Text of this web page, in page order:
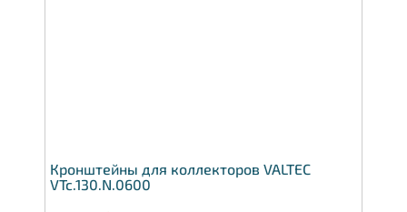
Кронштейны для коллекторов VALTEC
VTc.130.N.0600